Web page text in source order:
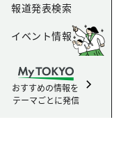
報道発表検索
イベント情報
おすすめの情報を
テーマごとに発信